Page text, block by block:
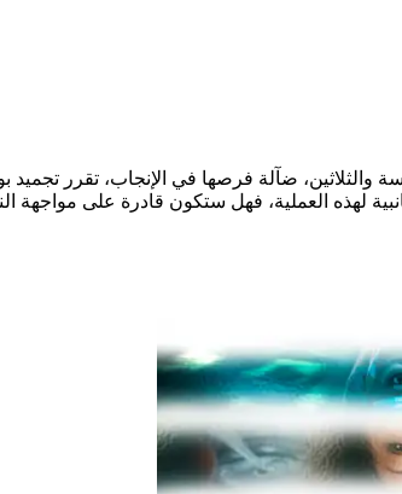
والثلاثين، ضآلة فرصها في الإنجاب، تقرر
لهذه العملية، فهل ستكون قادرة على مواجهة